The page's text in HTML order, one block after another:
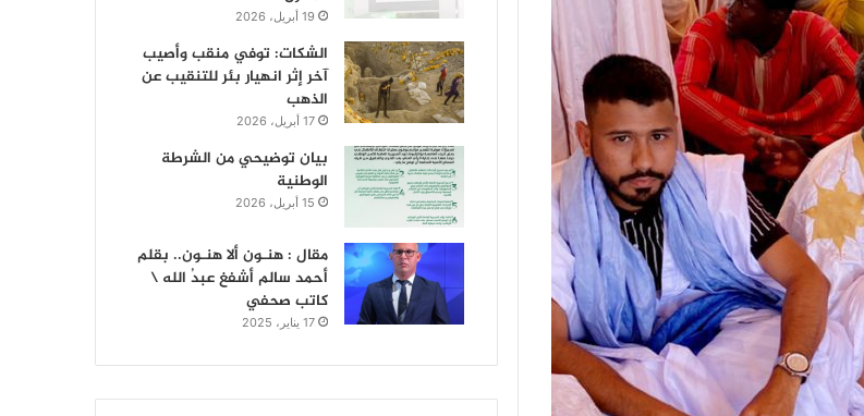
19 أبريل، 2026
الشكات: توفي منقب وأصيب
آخر إثر انهيار بئر للتنقيب عن
الذهب
17 أبريل، 2026
بيان توضيحي من الشرطة
الوطنية
15 أبريل، 2026
مقال : هنـون ألا هنـون.. بقلم
أحمد سالم أشفغ عبدُ الله \
كاتب صحفي
17 يناير، 2025